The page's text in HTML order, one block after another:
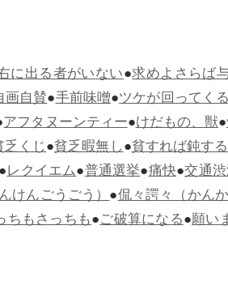
に出る者がいない●求めよさらば
画自賛●手前味噌●ツケが回ってく
アフタヌーンティー●けだもの、獣●
乏くじ●貧乏暇無し●貧すれば鈍する
レクイエム●普通選挙●痛快●交通
けんごうごう）●侃々諤々（かん
ちもさっちも●ご破算になる●願い